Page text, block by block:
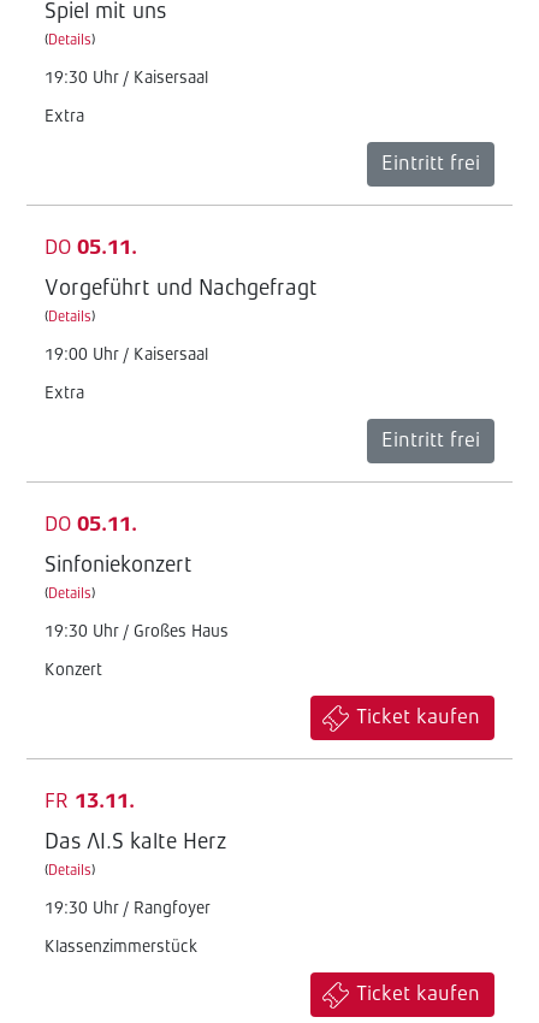
Spiel mit uns
(Details)
19:30 Uhr / Kaisersaal
Extra
Eintritt frei
DO 05.11.
Vorgeführt und Nachgefragt
(Details)
19:00 Uhr / Kaisersaal
Extra
Eintritt frei
DO 05.11.
Sinfoniekonzert
(Details)
19:30 Uhr / Großes Haus
Konzert
Ticket kaufen
FR 13.11.
Das AI.S kalte Herz
(Details)
19:30 Uhr / Rangfoyer
Klassenzimmerstück
Ticket kaufen